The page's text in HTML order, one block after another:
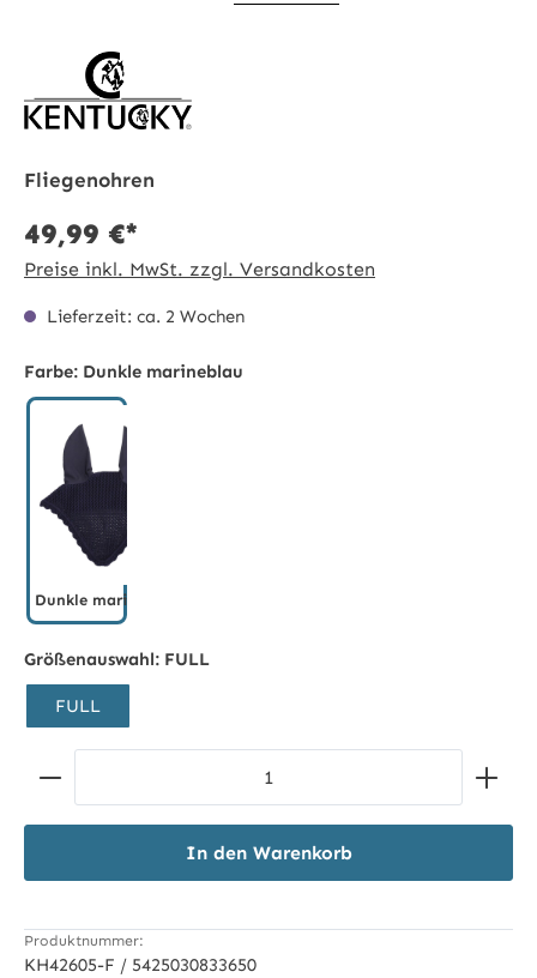
Fliegenohren
49,99 €*
Preise inkl. MwSt. zzgl. Versandkosten
Lieferzeit: ca. 2 Wochen
Farbe: Dunkle marineblau
Dunkle marineblau
Größenauswahl: FULL
FULL
Produkt Anzahl: Gib den gewünschten Wert ein
In den Warenkorb
Produktnummer:
KH42605-F / 5425030833650